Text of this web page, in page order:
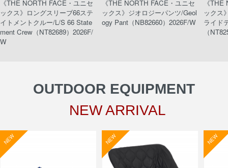
《THE NORTH FACE・ユニセ
ックス》ロングスリーブ66ステ
イトメントクルー/L/S 66 State
ment Crew（NT82689）2026F/
W
《THE NORTH FACE・ユニセ
ックス》ジオロジーパンツ/Geol
ogy Pant（NB82660）2026F/W
《
ックス
ライド
（
OUTDOOR EQUIPMENT
NEW ARRIVAL
NEW NEW NEW